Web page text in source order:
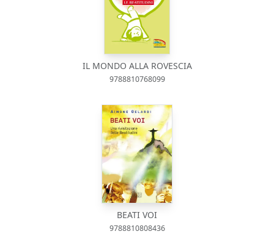
IL MONDO ALLA ROVESCIA
9788810768099
BEATI VOI
9788810808436